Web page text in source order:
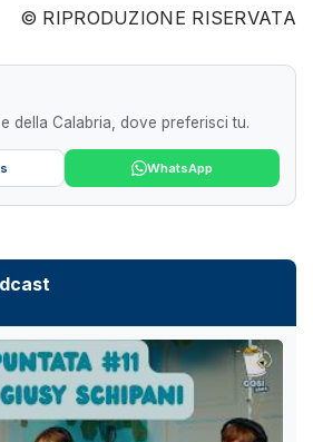
© RIPRODUZIONE RISERVATA
della Calabria, dove preferisci tu.
WhatsApp